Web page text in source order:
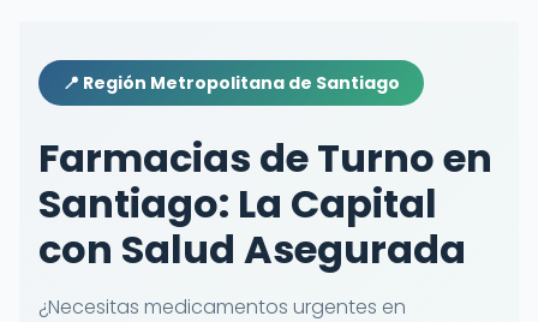
📍 Región Metropolitana de Santiago
Farmacias de Turno en
Santiago: La Capital
con Salud Asegurada
¿Necesitas medicamentos urgentes en